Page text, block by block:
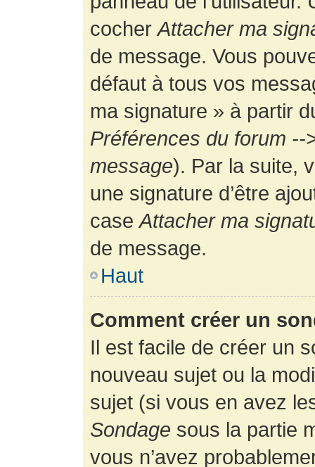
cocherAttacher ma
de message. Vous
défaut à tous vos
ma signature » à partir
Préférences du forum
message). Par la suite,
une signature d’être
caseAttacher ma
de message.
Haut
Comment créer un
Il est facile de créer un
nouveau sujet ou la
sujet (si vous en avez
Sondage sous la partie
vous n’avez